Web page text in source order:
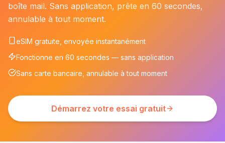
boîte mail. Sans application, prête en 60 secondes,
annulable à tout moment.
eSIM gratuite, envoyée instantanément
Fonctionne en 60 secondes — sans application
Sans carte bancaire, annulable à tout moment
Démarrez votre essai gratuit